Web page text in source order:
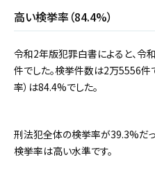
高い検挙率（84.4%）
令和2年版犯罪白書によると、
件でした。検挙件数は2万5556件
率）は84.4%でした。
刑法犯全体の検挙率が39.3%だ
検挙率は高い水準です。